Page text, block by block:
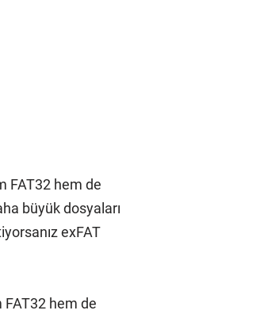
FAT32 hem de
büyük dosyaları
exFAT
hem de